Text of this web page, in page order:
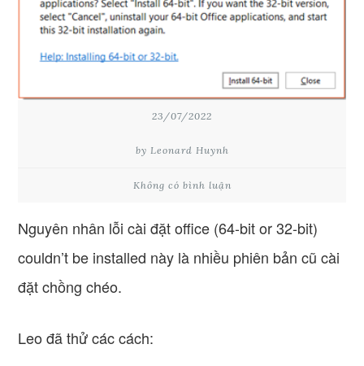
23/07/2022
by Leonard Huynh
Không có bình luận
Nguyên nhân lỗi cài đặt office (64-bit or 32-bit)
couldn’t be installed này là nhiều phiên bản cũ cài
đặt chồng chéo.
Leo đã thử các cách: